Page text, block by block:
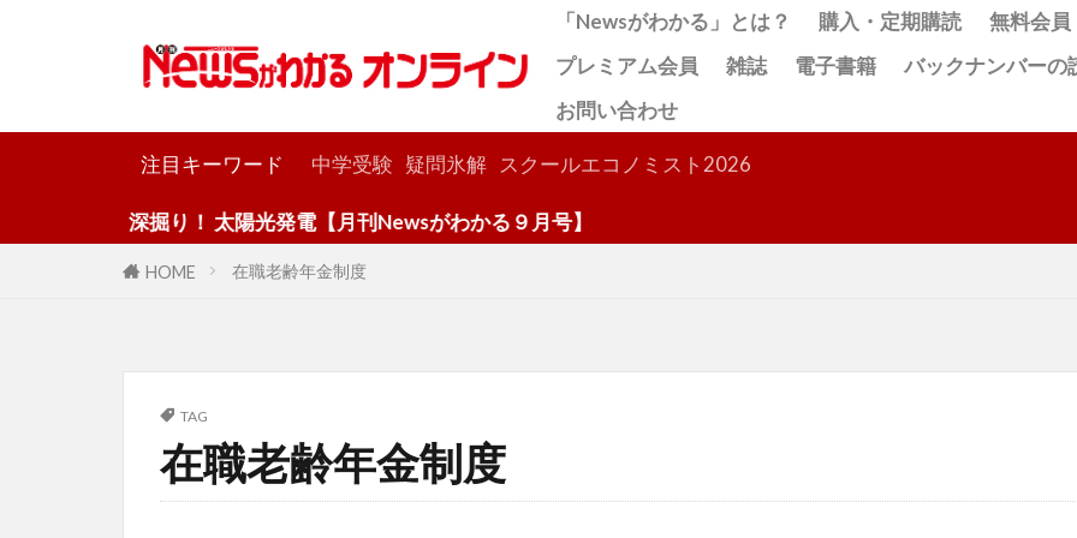
「Newsがわかる」とは？ 購入・定期購読
無料会員
プレミアム会員
雑誌 電子書籍
バックナンバーの
お問い合わせ
注目キーワード 中学受験 疑問氷解 スクールエコノミスト2026
深掘り！ 太陽光発電【月刊Newsがわかる９月号】
HOME 在職老齢年金制度
TAG
在職老齢年金制度
検索